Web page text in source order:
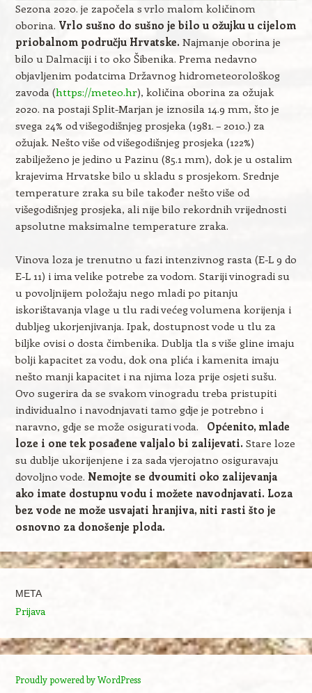
Sezona 2020. je započela s vrlo malom količinom
oborina. Vrlo sušno do sušno je bilo u ožujku u cijelom
priobalnom području Hrvatske. Najmanje oborina je
bilo u Dalmaciji i to oko Šibenika. Prema nedavno
objavljenim podatcima Državnog hidrometeorološkog
zavoda (https://meteo.hr), količina oborina za ožujak
2020. na postaji Split-Marjan je iznosila 14.9 mm, što je
svega 24% od višegodišnjeg prosjeka (1981. – 2010.) za
ožujak. Nešto više od višegodišnjeg prosjeka (122%)
zabilježeno je jedino u Pazinu (85.1 mm), dok je u ostalim
krajevima Hrvatske bilo u skladu s prosjekom. Srednje
temperature zraka su bile također nešto više od
višegodišnjeg prosjeka, ali nije bilo rekordnih vrijednosti
apsolutne maksimalne temperature zraka.
Vinova loza je trenutno u fazi intenzivnog rasta (E-L 9 do
E-L 11) i ima velike potrebe za vodom. Stariji vinogradi su
u povoljnijem položaju nego mladi po pitanju
iskorištavanja vlage u tlu radi većeg volumena korijenja i
dubljeg ukorjenjivanja. Ipak, dostupnost vode u tlu za
biljke ovisi o dosta čimbenika. Dublja tla s više gline imaju
bolji kapacitet za vodu, dok ona plića i kamenita imaju
nešto manji kapacitet i na njima loza prije osjeti sušu.
Ovo sugerira da se svakom vinogradu treba pristupiti
individualno i navodnjavati tamo gdje je potrebno i
naravno, gdje se može osigurati voda. Općenito, mlade
loze i one tek posađene valjalo bi zalijevati. Stare loze
su dublje ukorijenjene i za sada vjerojatno osiguravaju
dovoljno vode. Nemojte se dvoumiti oko zalijevanja
ako imate dostupnu vodu i možete navodnjavati. Loza
bez vode ne može usvajati hranjiva, niti rasti što je
osnovno za donošenje ploda.
META
Prijava
Proudly powered by WordPress